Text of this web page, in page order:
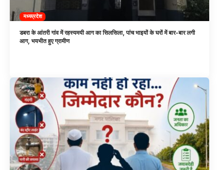
मध्यप्रदेश
डबरा के आंतरी गांव में रहस्यमयी आग का सिलसिला, पांच भाइयों के घरों में बार-बार लगी
आग, भयभीत हुए ग्रामीण